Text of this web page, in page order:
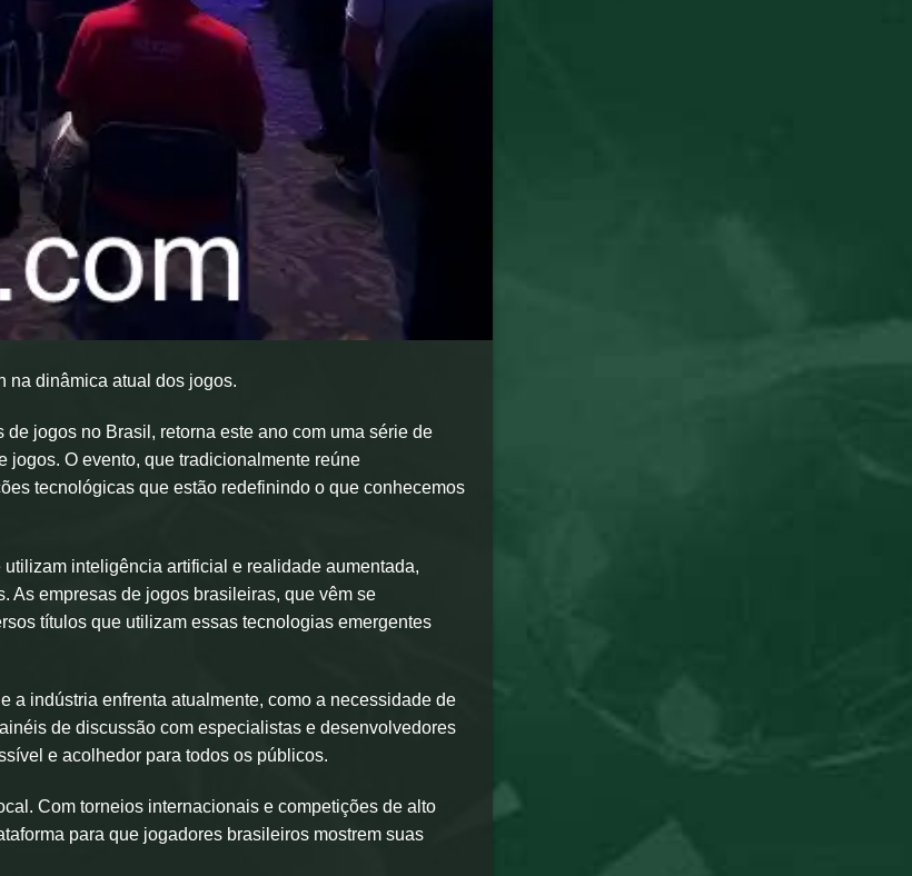
na dinâmica atual dos jogos.
jogos no Brasil, retorna este ano com uma série de
jogos. O evento, que tradicionalmente reúne
tecnológicas que estão redefinindo o que conhecemos
inteligência artificial e realidade aumentada,
As empresas de jogos brasileiras, que vêm se
títulos que utilizam essas tecnologias emergentes
a indústria enfrenta atualmente, como a necessidade de
de discussão com especialistas e desenvolvedores
e acolhedor para todos os públicos.
Com torneios internacionais e competições de alto
para que jogadores brasileiros mostrem suas